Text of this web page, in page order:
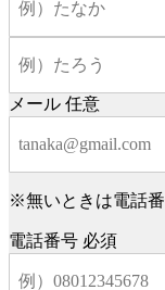
メール 任意
※無いときは電話
電話番号 必須